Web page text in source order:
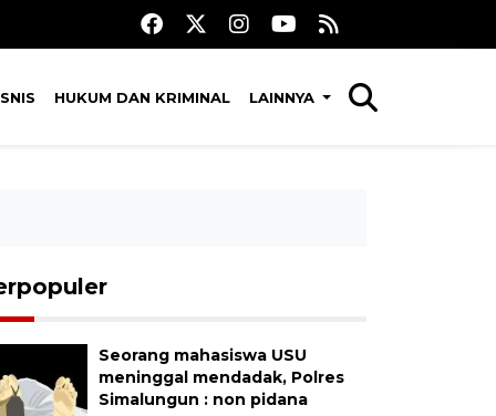
HUKUM DAN KRIMINAL LAINNYA
Seorang mahasiswa USU
meninggal mendadak, Polres
Simalungun : non pidana